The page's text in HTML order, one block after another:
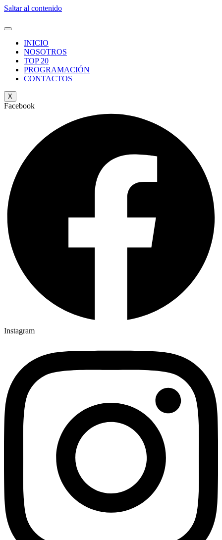
Saltar al contenido
INICIO
NOSOTROS
TOP 20
PROGRAMACIÓN
CONTACTOS
X
Facebook
Instagram